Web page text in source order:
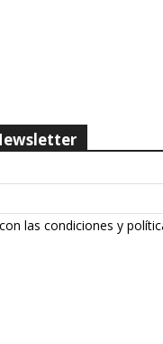
las condiciones y